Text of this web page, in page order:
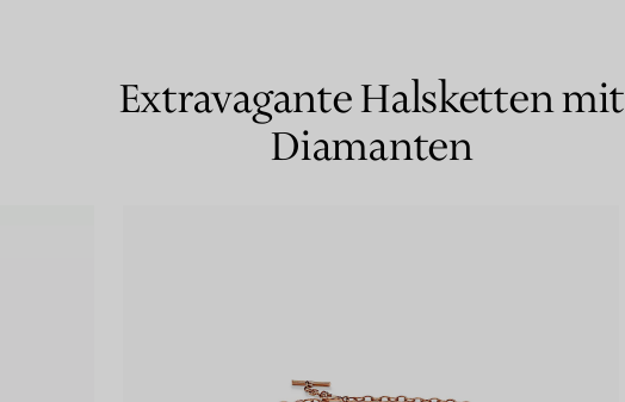
mit einem Tiffany-Diamantenexperten.
Extravagante Halsketten mit
Diamanten